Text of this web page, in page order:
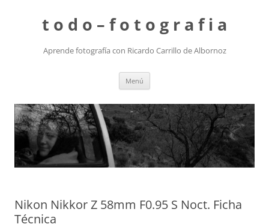
t o d o – f o t o g r a f i a
Aprende fotografía con Ricardo Carrillo de Albornoz
Menú
Nikon Nikkor Z 58mm F0.95 S Noct. Ficha
Técnica